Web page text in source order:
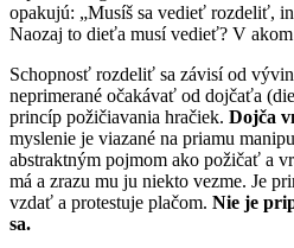
opakujú: „Musíš sa vedieť rozdeliť,
Naozaj to dieťa musí vedieť? V
Schopnosť rozdeliť sa závisí od
neprimerané očakávať od dojčaťa
princíp požičiavania hračiek. Dojča
myslenie je viazané na priamu
abstraktným pojmom ako požičať a
má a zrazu mu ju niekto vezme. Je
vzdať a protestuje plačom. Nie je
sa.